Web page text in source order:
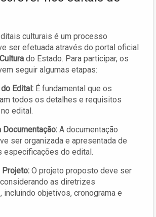
culturais é um processo
ser efetuada através do portal oficial
do Estado. Para participar, os
seguir algumas etapas:
Edital: É fundamental que os
todos os detalhes e requisitos
edital.
Documentação: A documentação
ser organizada e apresentada de
especificações do edital.
Projeto: O projeto proposto deve ser
as diretrizes
incluindo objetivos, cronograma e